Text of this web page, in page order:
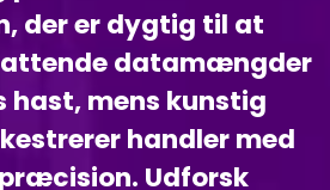
der er dygtig til at
datamængder
hast, mens kunstig
handler med
Udforsk